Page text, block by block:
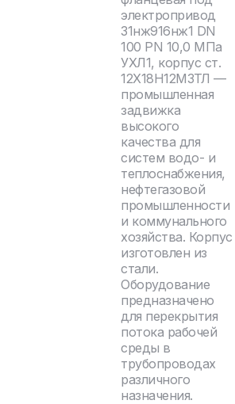
электропривод
31нж916нж1 DN
100 PN 10,0 МПа
УХЛ1, корпус ст.
12Х18Н12М3ТЛ —
промышленная
задвижка
высокого
качества для
систем водо- и
теплоснабжения,
нефтегазовой
промышленности
и коммунального
хозяйства. Корпус
изготовлен из
стали.
Оборудование
предназначено
для перекрытия
потока рабочей
среды в
трубопроводах
различного
назначения.